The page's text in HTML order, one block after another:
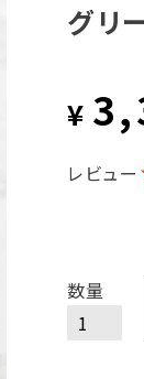
グリ
¥
レビュー